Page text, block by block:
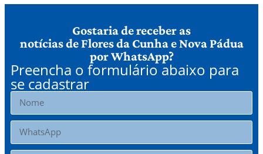
Gostaria de receber as
notícias de Flores da Cunha e Nova Pádua
por WhatsApp?
Preencha o formulário abaixo para
se cadastrar